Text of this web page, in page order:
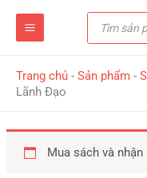
Tìm
kiếm
sản
Trang chủ - Sản phẩm -
Lãnh Đạo
Mua sách và nhận